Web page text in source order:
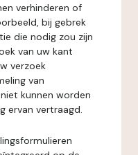
verhinderen of
bij gebrek
die nodig zou zijn
van uw kant
verzoek
van
kunnen worden
ervan vertraagd.